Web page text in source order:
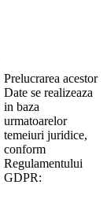
Prelucrarea acestor
Date se realizeaza
in baza
urmatoarelor
temeiuri juridice,
conform
Regulamentului
GDPR: